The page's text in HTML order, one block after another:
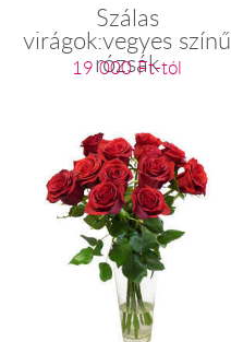
Szálas
virágok:vegyes színű
rózsák
19 000 Ft-tól